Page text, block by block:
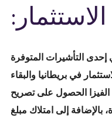
إحدى التأشيرات المتوفرة
في بريطانيا والبقاء
الحصول على تصريح
بالإضافة إلى امتلاك مبلغ